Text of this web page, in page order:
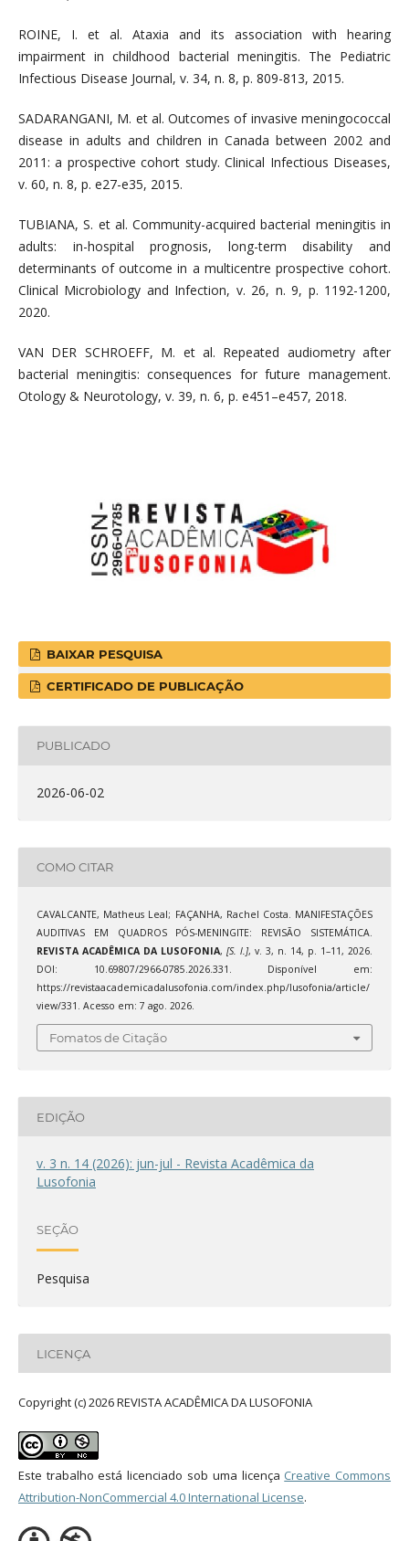
ROINE, I. et al. Ataxia and its association with hearing
impairment in childhood bacterial meningitis. The Pediatric
Infectious Disease Journal, v. 34, n. 8, p. 809-813, 2015.
SADARANGANI, M. et al. Outcomes of invasive meningococcal
disease in adults and children in Canada between 2002 and
2011: a prospective cohort study. Clinical Infectious Diseases,
v. 60, n. 8, p. e27-e35, 2015.
TUBIANA, S. et al. Community-acquired bacterial meningitis in
adults: in-hospital prognosis, long-term disability and
determinants of outcome in a multicentre prospective cohort.
Clinical Microbiology and Infection, v. 26, n. 9, p. 1192-1200,
2020.
VAN DER SCHROEFF, M. et al. Repeated audiometry after
bacterial meningitis: consequences for future management.
Otology & Neurotology, v. 39, n. 6, p. e451–e457, 2018.
BAIXAR PESQUISA
CERTIFICADO DE PUBLICAÇÃO
PUBLICADO
2026-06-02
COMO CITAR
CAVALCANTE, Matheus Leal; FAÇANHA, Rachel Costa. MANIFESTAÇÕES
AUDITIVAS EM QUADROS PÓS-MENINGITE: REVISÃO SISTEMÁTICA.
REVISTA ACADÊMICA DA LUSOFONIA,[S. l.], v. 3, n. 14, p. 1–11, 2026.
DOI: 10.69807/2966-0785.2026.331. Disponível em:
https://revistaacademicadalusofonia.com/index.php/lusofonia/article/
view/331. Acesso em: 7 ago. 2026.
Fomatos de Citação
EDIÇÃO
v. 3 n. 14 (2026): jun-jul - Revista Acadêmica da
Lusofonia
SEÇÃO
Pesquisa
LICENÇA
Copyright (c) 2026 REVISTA ACADÊMICA DA LUSOFONIA
Este trabalho está licenciado sob uma licença Creative Commons
Attribution-NonCommercial 4.0 International License.